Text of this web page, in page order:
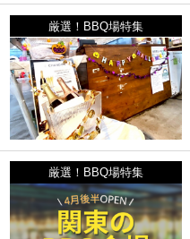
厳選！BBQ場特集
厳選！BBQ場特集